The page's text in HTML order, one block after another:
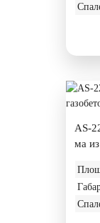
AS-
ма